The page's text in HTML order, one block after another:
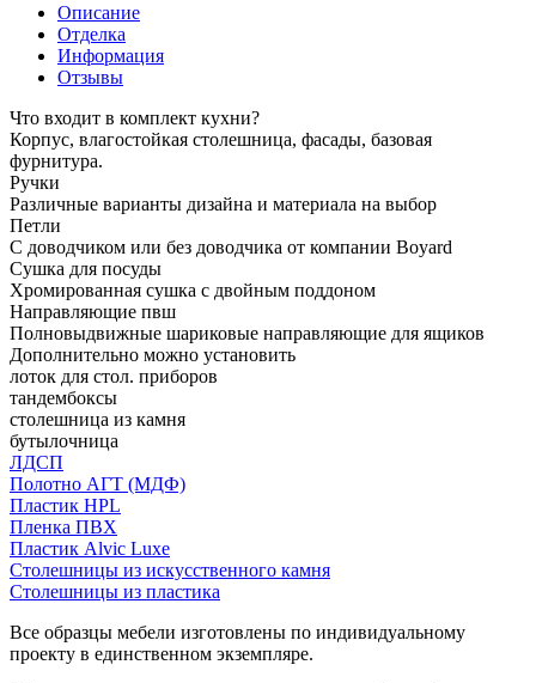
Описание
Отделка
Информация
Отзывы
Что входит в комплект кухни?
Корпус, влагостойкая столешница, фасады, базовая
фурнитура.
Ручки
Различные варианты дизайна и материала на выбор
Петли
С доводчиком или без доводчика от компании Boyard
Сушка для посуды
Хромированная сушка с двойным поддоном
Направляющие пвш
Полновыдвижные шариковые направляющие для ящиков
Дополнительно можно установить
лоток для стол. приборов
тандембоксы
столешница из камня
бутылочница
ЛДСП
Полотно АГТ (МДФ)
Пластик HPL
Пленка ПВХ
Пластик Alvic Luxe
Столешницы из искусственного камня
Столешницы из пластика
Все образцы мебели изготовлены по индивидуальному
проекту в единственном экземпляре.